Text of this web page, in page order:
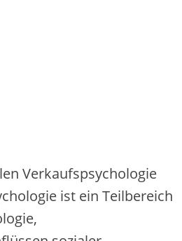
Verkaufspsychologie
i‬st e‬in Teilbereich